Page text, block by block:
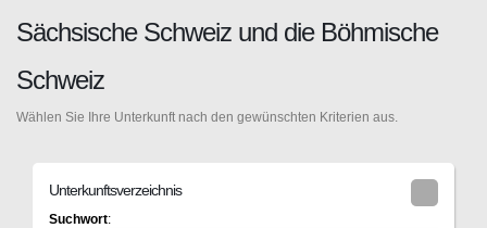
Sächsische Schweiz und die Böhmische
Schweiz
Wählen Sie Ihre Unterkunft nach den gewünschten Kriterien aus.
Unterkunftsverzeichnis
Suchwort: